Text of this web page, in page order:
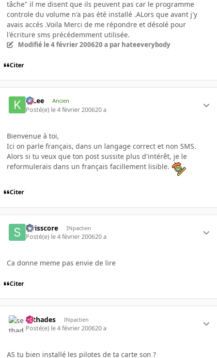
tâche" il me disent que ils peuvent pas car le programme
controle du volume n'a pas été installé .ALors que avant j'y
avais accés .Voila Merci de me répondre et désolé pour
l'écriture sms précédemment utilisée.
Modifié le 4 février 200620 a par hateeverybody
Citer
K-Lee Ancien
Posté(e) le 4 février 200620 a
Bienvenue à toi,
Ici on parle français, dans un langage correct et non SMS.
Alors si tu veux que ton post sussite plus d'intérêt, je le
reformulerais dans un français facillement lisible.
Citer
swisscore INpactien
Posté(e) le 4 février 200620 a
Ca donne meme pas envie de lire
Citer
sethades INpactien
Posté(e) le 4 février 200620 a
AS tu bien installé les pilotes de ta carte son ?